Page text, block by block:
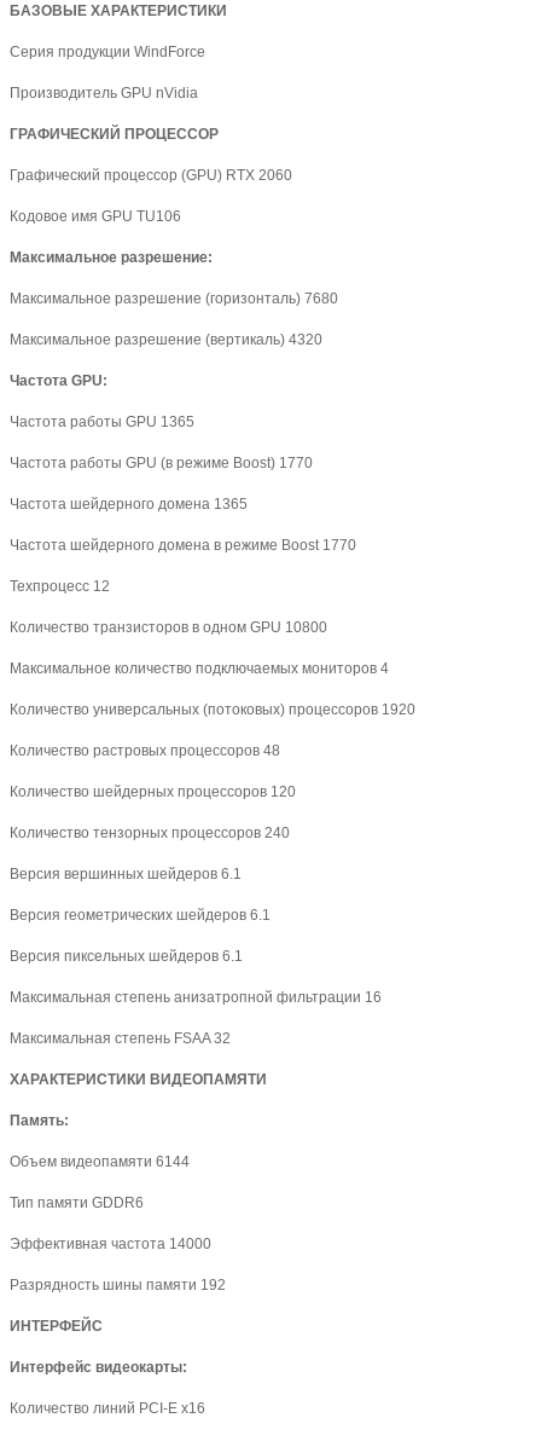
БАЗОВЫЕ ХАРАКТЕРИСТИКИ
Серия продукции WindForce
Производитель GPU nVidia
ГРАФИЧЕСКИЙ ПРОЦЕССОР
Графический процессор (GPU) RTX 2060
Кодовое имя GPU TU106
Максимальное разрешение:
Максимальное разрешение (горизонталь) 7680
Максимальное разрешение (вертикаль) 4320
Частота GPU:
Частота работы GPU 1365
Частота работы GPU (в режиме Boost) 1770
Частота шейдерного домена 1365
Частота шейдерного домена в режиме Boost 1770
Техпроцесс 12
Количество транзисторов в одном GPU 10800
Максимальное количество подключаемых мониторов 4
Количество универсальных (потоковых) процессоров 1920
Количество растровых процессоров 48
Количество шейдерных процессоров 120
Количество тензорных процессоров 240
Версия вершинных шейдеров 6.1
Версия геометрических шейдеров 6.1
Версия пиксельных шейдеров 6.1
Максимальная степень анизатропной фильтрации 16
Максимальная степень FSAA 32
ХАРАКТЕРИСТИКИ ВИДЕОПАМЯТИ
Память:
Объем видеопамяти 6144
Тип памяти GDDR6
Эффективная частота 14000
Разрядность шины памяти 192
ИНТЕРФЕЙС
Интерфейс видеокарты:
Количество линий PCI-E x16